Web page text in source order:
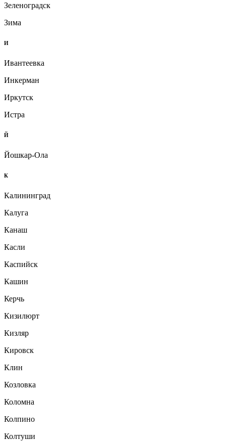
Зеленоградск
Зима
И
Ивантеевка
Инкерман
Иркутск
Истра
Й
Йошкар-Ола
К
Калининград
Калуга
Канаш
Касли
Каспийск
Кашин
Керчь
Кизилюрт
Кизляр
Кировск
Клин
Козловка
Коломна
Колпино
Колтуши